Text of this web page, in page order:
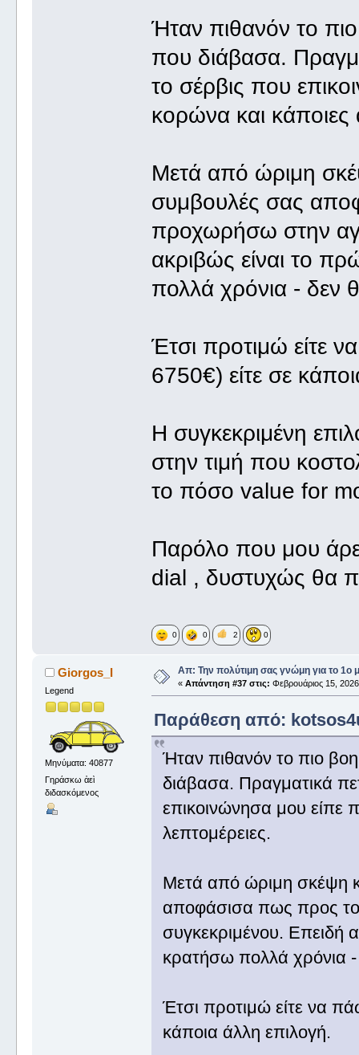
Ήταν πιθανόν το
που διάβασα.
το σέρβις που
κορώνα και κάποιες
Μετά από ώριμη
συμβουλές σας
προχωρήσω στην
ακριβώς είναι το
πολλά χρόνια - δεν
Έτσι προτιμώ είτε
6750€) είτε σε
Η συγκεκριμένη
στην τιμή που
το πόσο value for
Παρόλο που μου
dial , δυστυχώς θα
0 0 2 0
Giorgos_I
Legend
Μηνύματα: 40877
Γηράσκω ἀεὶ
διδασκόμενος
Απ: Την πολύτιμη σας γνώμη για το 1ο
« Απάντηση #37 στις: Φεβρουάριος 15,
Παράθεση από:
Ήταν πιθανόν το πιο
διάβασα. Πραγματικά
επικοινώνησα μου είπε
λεπτομέρειες.
Μετά από ώριμη σκέψη
αποφάσισα πως προς
συγκεκριμένου. Επειδή
κρατήσω πολλά χρόνια
Έτσι προτιμώ είτε να
κάποια άλλη επιλογή.